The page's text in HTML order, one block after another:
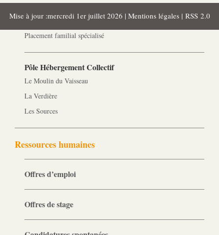
AGBF
MJPM
Placement familial spécialisé
Pôle Hébergement Collectif
Le Moulin du Vaisseau
La Verdière
Les Sources
Ressources humaines
Offres d’emploi
Offres de stage
Mise à jour :mercredi 1er juillet 2026 | Mentions légales | RSS 2.0